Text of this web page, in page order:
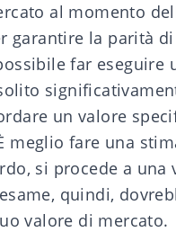
al momento
garantire la parità
far
un valore
meglio fare una
si procede a
quindi,
valore di mercato.